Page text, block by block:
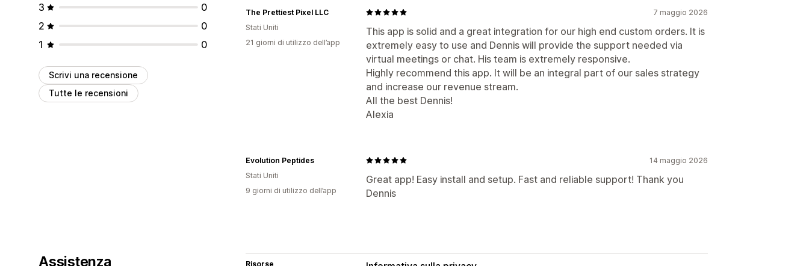
3
0
2
0
1
0
Scrivi una recensione
Tutte le recensioni
7 maggio 2026
This app is solid and a great integration for our high end custom orders. It is
extremely easy to use and Dennis will provide the support needed via
virtual meetings or chat. His team is extremely responsive.
Highly recommend this app. It will be an integral part of our sales strategy
and increase our revenue stream.
All the best Dennis!
Alexia
The Prettiest Pixel LLC
Stati Uniti
21 giorni di utilizzo dell’app
14 maggio 2026
Great app! Easy install and setup. Fast and reliable support! Thank you
Dennis
Evolution Peptides
Stati Uniti
9 giorni di utilizzo dell’app
Assistenza Risorse